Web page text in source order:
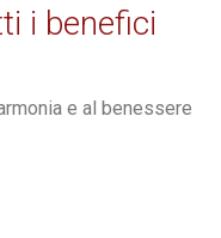
i benefici
e al benessere